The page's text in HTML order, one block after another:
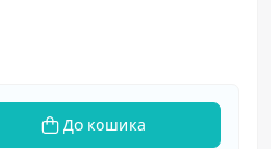
До кошика